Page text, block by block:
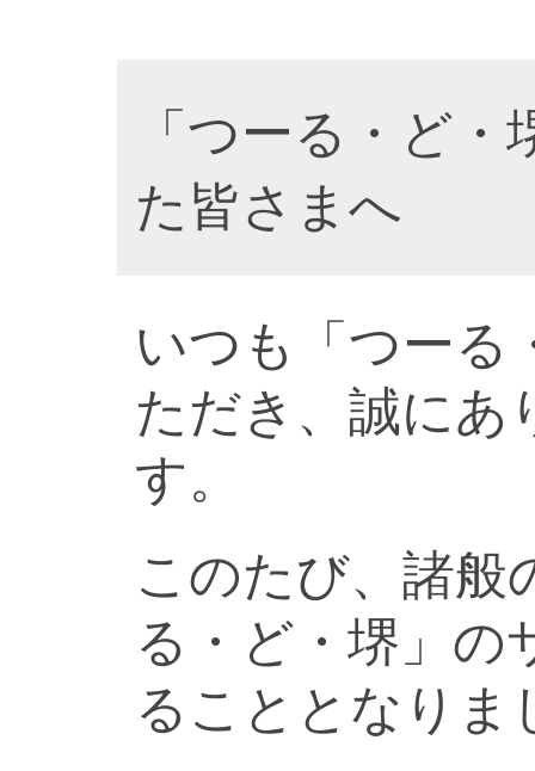
「つーる・ど
た皆さまへ
いつも「つーる
ただき、誠にあ
す。
このたび、諸般
る・ど・堺」の
ることとなりま